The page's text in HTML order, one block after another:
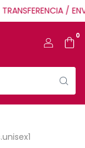
TRANSFERENCIA /
0